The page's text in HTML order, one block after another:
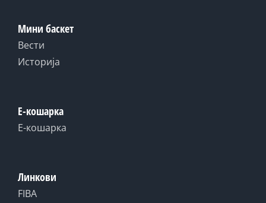
Мини баскет
Вести
Историја
Е-кошарка
Е-кошарка
Линкови
FIBA